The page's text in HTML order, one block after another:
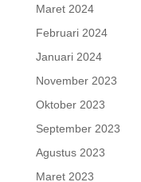
Maret 2024
Februari 2024
Januari 2024
November 2023
Oktober 2023
September 2023
Agustus 2023
Maret 2023